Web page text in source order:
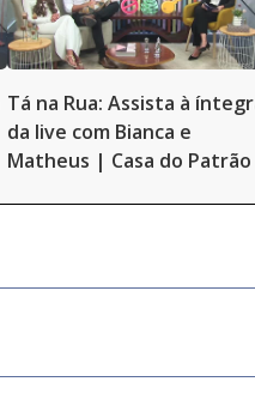
Tá na Rua: Assista à
da live com Bianca e
Matheus | Casa do Patrão